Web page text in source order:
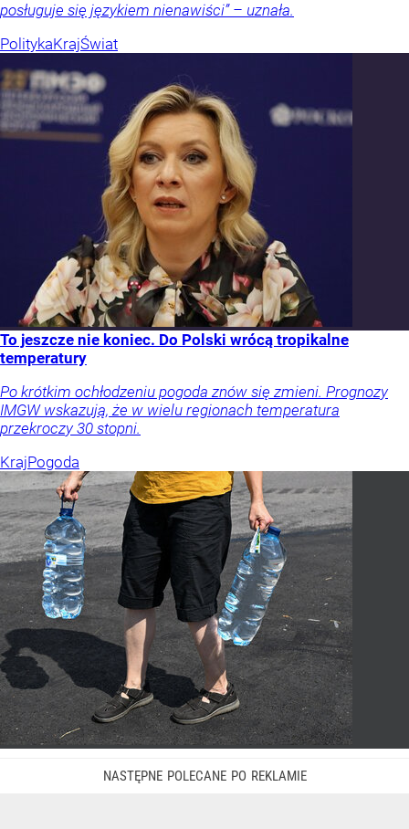
posługuje się językiem nienawiści” – uznała.
PolitykaKrajŚwiat
To jeszcze nie koniec. Do Polski wrócą tropikalne
temperatury
Po krótkim ochłodzeniu pogoda znów się zmieni. Prognozy
IMGW wskazują, że w wielu regionach temperatura
przekroczy 30 stopni.
KrajPogoda